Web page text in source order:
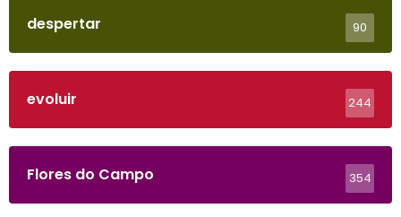
despertar 90
evoluir 244
Flores do Campo 354